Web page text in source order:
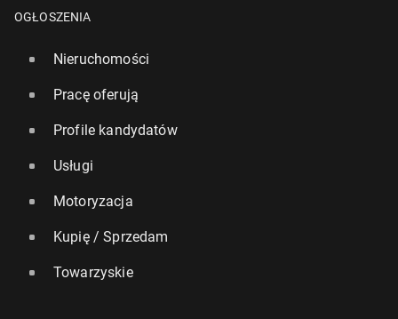
OGŁOSZENIA
Nieruchomości
Pracę oferują
Profile kandydatów
Usługi
Motoryzacja
Kupię / Sprzedam
Towarzyskie